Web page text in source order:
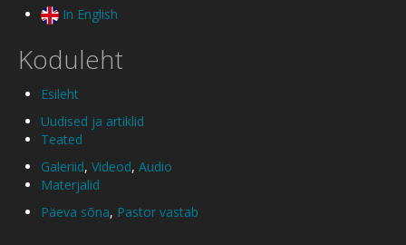
In English
Koduleht
Esileht
Uudised ja artiklid
Teated
Galeriid, Videod, Audio
Materjalid
Päeva sõna, Pastor vastab